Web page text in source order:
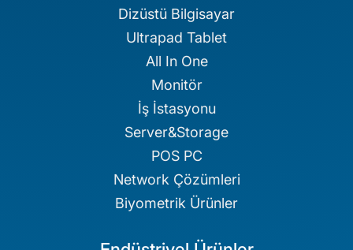
Dizüstü Bilgisayar
Ultrapad Tablet
All In One
Monitör
İş İstasyonu
Server&Storage
POS PC
Network Çözümleri
Biyometrik Ürünler